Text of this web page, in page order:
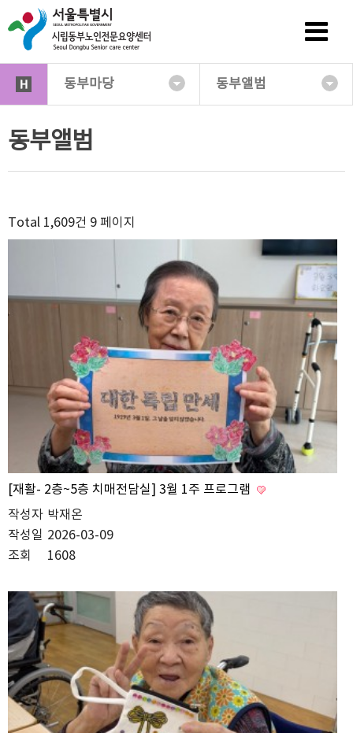
동부마당 동부앨범
동부앨범
Total 1,609건 9 페이지
[재활- 2층~5층 치매전담실] 3월 1주 프로그램
작성자 박재온
작성일 2026-03-09
조회
1608